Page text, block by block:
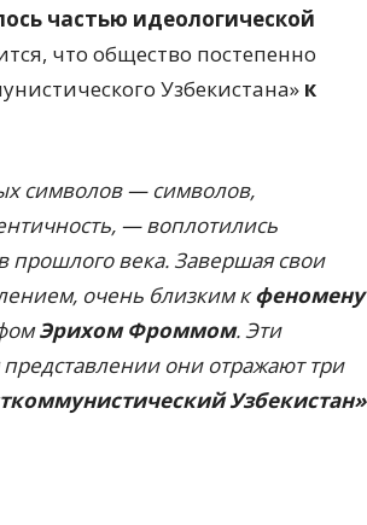
частью идеологической
что общество постепенно
Узбекистана» к
символов — символов,
— воплотились
прошлого века. Завершая свои
очень близким кфеномену
Эрихом Фроммом. Эти
они отражают три
Узбекистан»